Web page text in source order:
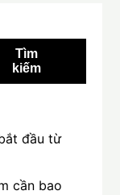
Tìm
kiếm
đầu từ
cần bao